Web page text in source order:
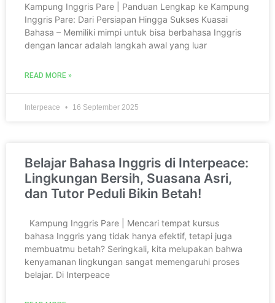
Kampung Inggris Pare | Panduan Lengkap ke Kampung
Inggris Pare: Dari Persiapan Hingga Sukses Kuasai
Bahasa – Memiliki mimpi untuk bisa berbahasa Inggris
dengan lancar adalah langkah awal yang luar
READ MORE »
Interpeace 16 September 2025
Belajar Bahasa Inggris di Interpeace:
Lingkungan Bersih, Suasana Asri,
dan Tutor Peduli Bikin Betah!
Kampung Inggris Pare | Mencari tempat kursus
bahasa Inggris yang tidak hanya efektif, tetapi juga
membuatmu betah? Seringkali, kita melupakan bahwa
kenyamanan lingkungan sangat memengaruhi proses
belajar. Di Interpeace